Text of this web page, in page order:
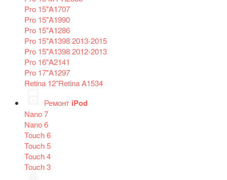
Pro 15"A1707
Pro 15"A1990
Pro 15"A1286
Pro 15"A1398 2013-2015
Pro 15"A1398 2012-2013
Pro 16"A2141
Pro 17"A1297
Retina 12"Retina A1534
Ремонт iPod
Nano 7
Nano 6
Touch 6
Touch 5
Touch 4
Touch 3